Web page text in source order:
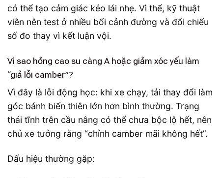
có thể tạo cảm giác kéo lái nhẹ. Vì thế, kỹ thuật
viên nên test ở nhiều bối cảnh đường và đối chiếu
số đo thay vì kết luận vội.
Vì sao hỏng cao su càng A hoặc giảm xóc yếu làm
“giả lỗi camber”?
Vì đây là lỗi động học: khi xe chạy, tải thay đổi làm
góc bánh biến thiên lớn hơn bình thường. Trạng
thái tĩnh trên cầu nâng có thể chưa bộc lộ hết, nên
chủ xe tưởng rằng “chỉnh camber mãi không hết”.
Dấu hiệu thường gặp: